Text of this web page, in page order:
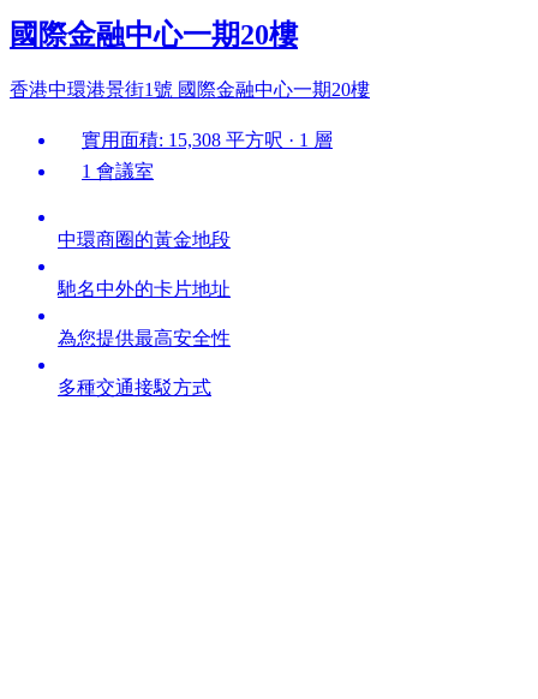
國際金融中心一期20樓
香港中環港景街1號 國際金融中心一期20樓
實用面積: 15,308 平方呎 · 1 層
1 會議室
中環商圈的黃金地段
馳名中外的卡片地址
為您提供最高安全性
多種交通接駁方式